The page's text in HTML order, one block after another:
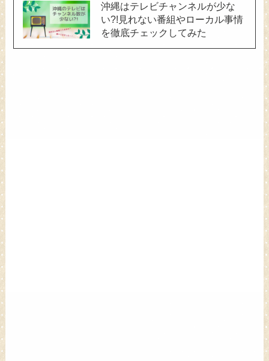
沖縄はテレビチャンネルが少な
い?!見れない番組やローカル事情
を徹底チェックしてみた